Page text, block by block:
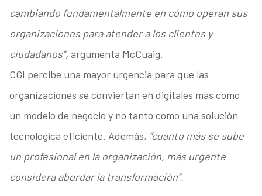
cambiando fundamentalmente en cómo operan sus
organizaciones para atender a los clientes y
ciudadanos”, argumenta McCuaig.
CGI percibe una mayor urgencia para que las
organizaciones se conviertan en digitales más como
un modelo de negocio y no tanto como una solución
tecnológica eficiente. Además, “cuanto más se sube
un profesional en la organización, más urgente
considera abordar la transformación”.